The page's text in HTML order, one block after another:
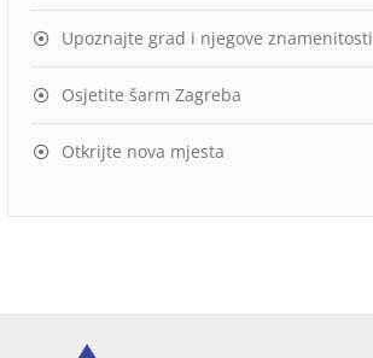
Upoznajte grad i njegove znamenitosti
Osjetite šarm Zagreba
Otkrijte nova mjesta